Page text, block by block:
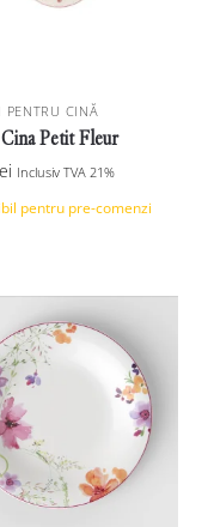
PENTRU CINĂ
Petit Fleur
Inclusiv TVA 21%
pentru pre-comenzi